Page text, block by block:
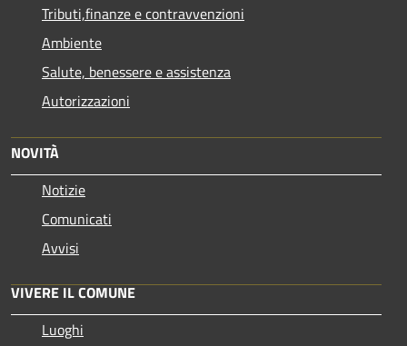
Tributi,finanze e contravvenzioni
Ambiente
Salute, benessere e assistenza
Autorizzazioni
NOVITÀ
Notizie
Comunicati
Avvisi
VIVERE IL COMUNE
Luoghi